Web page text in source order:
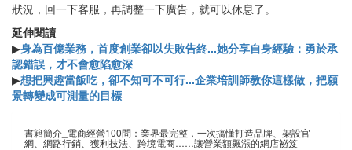
狀況，回一下客服，再調整一下廣告，就可以休息了。
延伸閱讀
▶身為百億業務，首度創業卻以失敗告終...她分享自身經驗：勇於承
認錯誤，才不會愈陷愈深
▶想把興趣當飯吃，卻不知可不可行...企業培訓師教你這樣做，把願
景轉變成可測量的目標
書籍簡介_電商經營100問：業界最完整，一次搞懂打造品牌、架設官
網、網路行銷、獲利技法、跨境電商……讓營業額飆漲的網店祕笈